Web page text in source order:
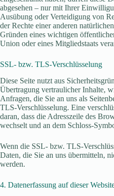
abgesehen – nur mit Ihrer
Ausübung oder Verteidigung von
der Rechte einer anderen
Gründen eines wichtigen
Union oder eines Mitgliedstaats
SSL- bzw. TLS-Verschlüsselung
Diese Seite nutzt aus
Übertragung vertraulicher Inhalte,
Anfragen, die Sie an uns als
TLS-Verschlüsselung. Eine
daran, dass die Adresszeile des
wechselt und an dem Schloss-
Wenn die SSL- bzw. TLS-
Daten, die Sie an uns übermitteln,
werden.
4. Datenerfassung auf dieser